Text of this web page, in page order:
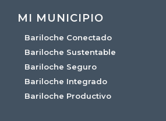
MI MUNICIPIO
Bariloche Conectado
Bariloche Sustentable
Bariloche Seguro
Bariloche Integrado
Bariloche Productivo